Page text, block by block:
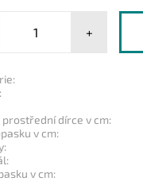
+
prostřední dírce v cm:
v cm:
v cm: